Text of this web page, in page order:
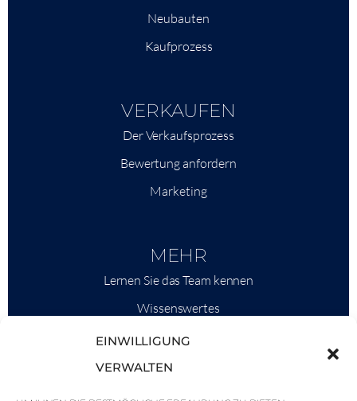
EINWILLIGUNG
VERWALTEN
Neubauten
Kaufprozess
VERKAUFEN
Der Verkaufsprozess
Bewertung anfordern
Marketing
MEHR
Lernen Sie das Team kennen
Wissenswertes
Savills
Marktinformationen